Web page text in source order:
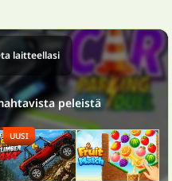
laitteellasi
peleistä
UUSI